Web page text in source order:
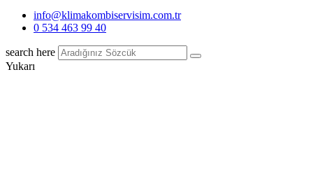
info@klimakombiservisim.com.tr
0 534 463 99 40
search here
Yukarı